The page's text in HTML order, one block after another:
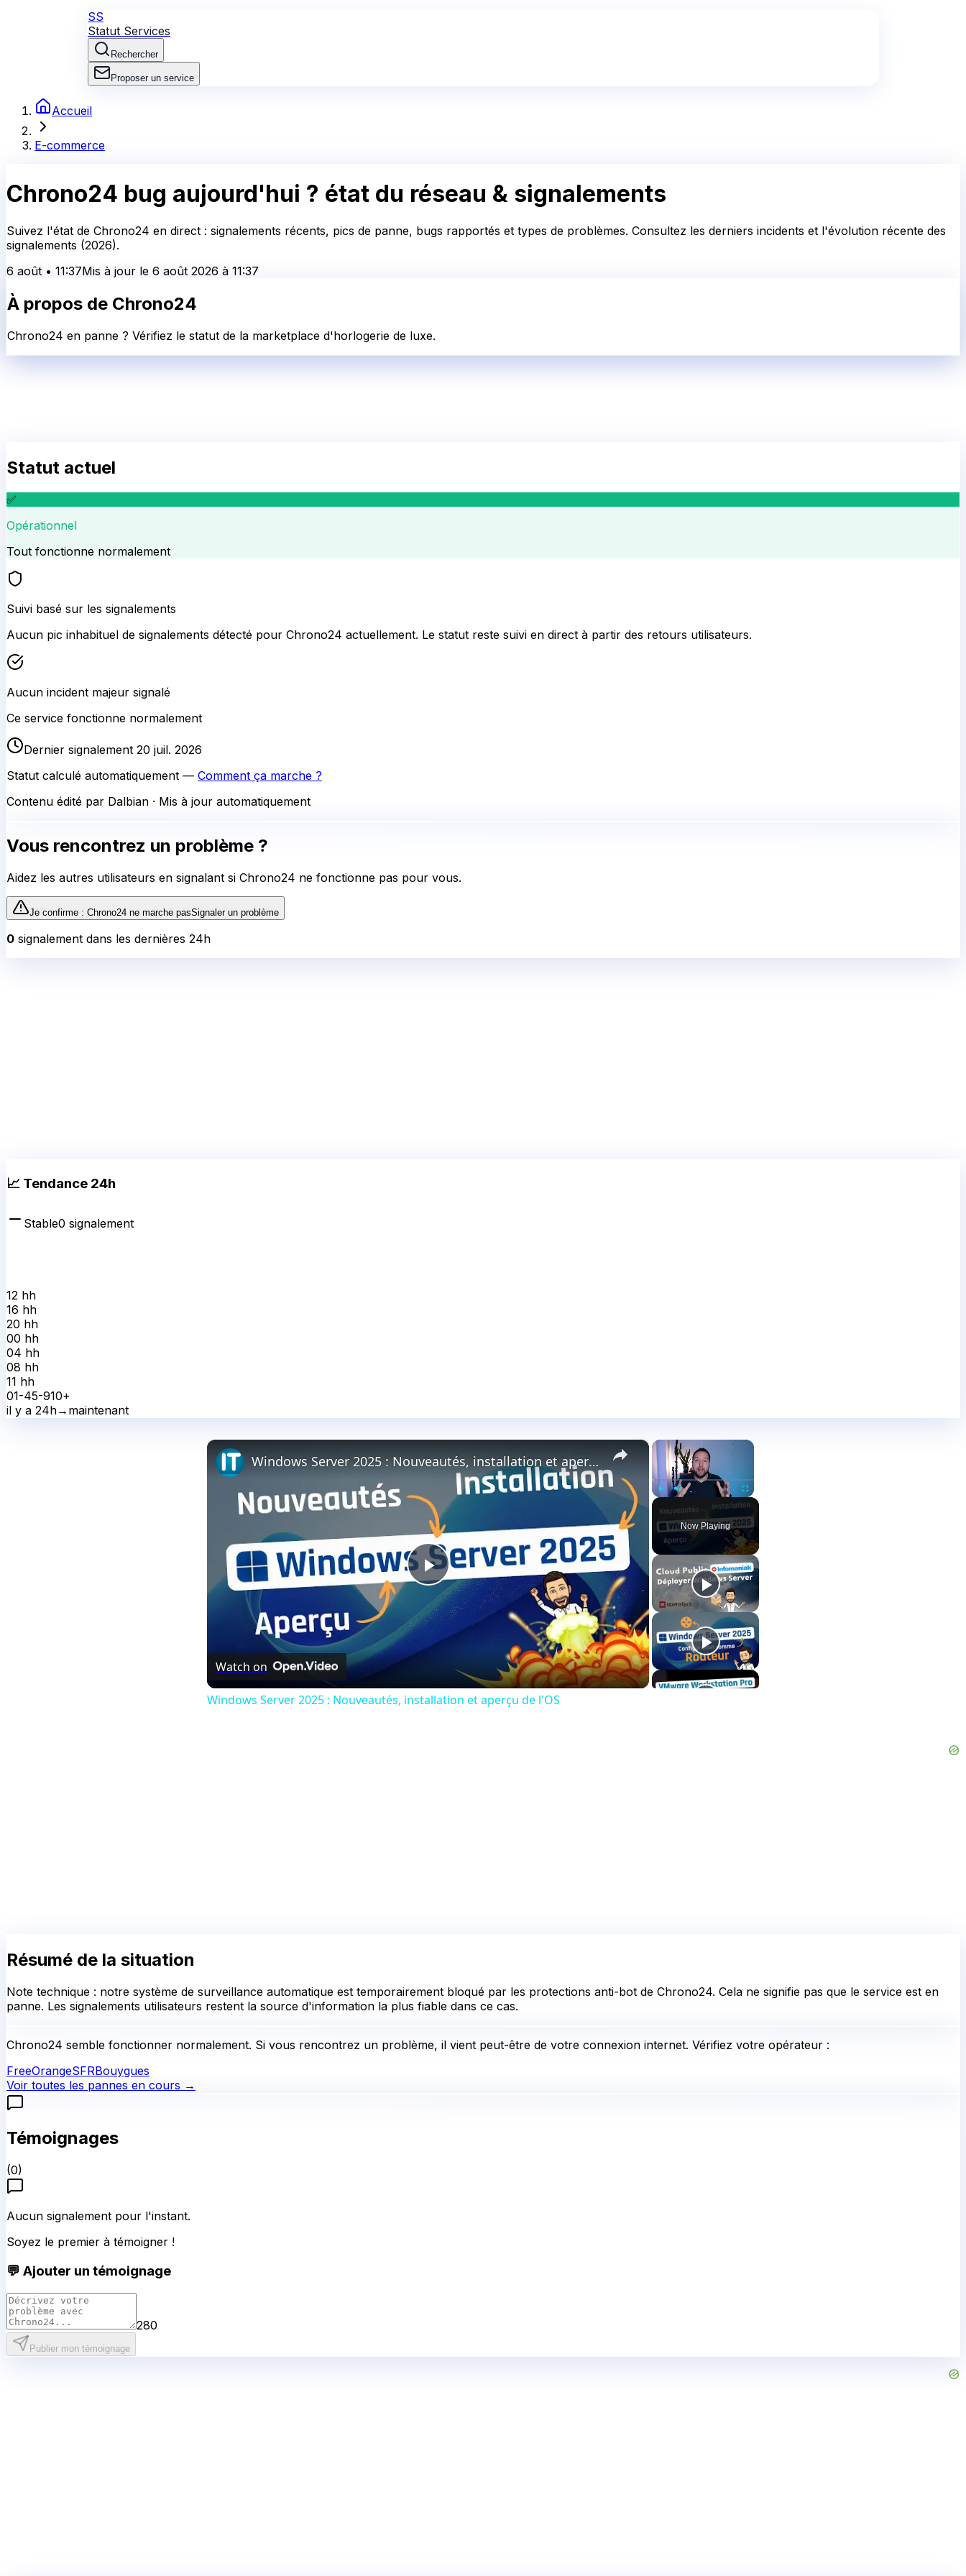
SS
Statut Services
Rechercher
Proposer un service
Accueil
E-commerce
Chrono24 bug aujourd'hui ? état du réseau & signalements
Suivez l'état de Chrono24 en direct : signalements récents, pics de panne, bugs rapportés et types de problèmes. Consultez les derniers incidents et l'évolution récente des
signalements (2026).
6 août • 11:37Mis à jour le 6 août 2026 à 11:37
À propos de Chrono24
Chrono24 en panne ? Vérifiez le statut de la marketplace d'horlogerie de luxe.
Statut actuel
✅
Opérationnel
Tout fonctionne normalement
Suivi basé sur les signalements
Aucun pic inhabituel de signalements détecté pour Chrono24 actuellement. Le statut reste suivi en direct à partir des retours utilisateurs.
Aucun incident majeur signalé
Ce service fonctionne normalement
Dernier signalement 20 juil. 2026
Statut calculé automatiquement — Comment ça marche ?
Contenu édité par Dalbian · Mis à jour automatiquement
Vous rencontrez un problème ?
Aidez les autres utilisateurs en signalant si Chrono24 ne fonctionne pas pour vous.
Je confirme : Chrono24 ne marche pasSignaler un problème
0 signalement dans les dernières 24h
📈 Tendance 24h
Stable0 signalement
12 hh
16 hh
20 hh
00 hh
04 hh
08 hh
11 hh
01-45-910+
il y a 24h→ maintenant
×
Fullscreen
Now Playing
×
Play
Video
Windows Server 2025 : Nouveautés, installation et aperçu de l'OS
Watch on
Windows Server 2025 : Nouveautés, installation et aperçu de l'OS
Résumé de la situation
Note technique : notre système de surveillance automatique est temporairement bloqué par les protections anti-bot de Chrono24. Cela ne signifie pas que le service est en
panne. Les signalements utilisateurs restent la source d'information la plus fiable dans ce cas.
Chrono24 semble fonctionner normalement. Si vous rencontrez un problème, il vient peut-être de votre connexion internet. Vérifiez votre opérateur :
FreeOrangeSFRBouygues
Voir toutes les pannes en cours →
Témoignages
(0)
Aucun signalement pour l'instant.
Soyez le premier à témoigner !
💬 Ajouter un témoignage
280
Publier mon témoignage